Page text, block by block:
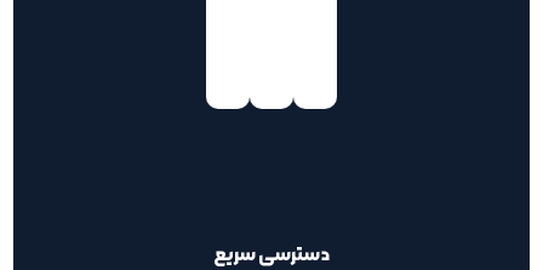
دسترسی سریع